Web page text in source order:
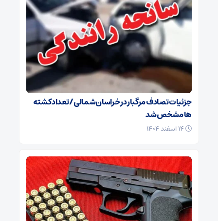
جزئیات تصادف مرگبار در خراسان‌شمالی/ تعداد کشته
ها مشخص شد